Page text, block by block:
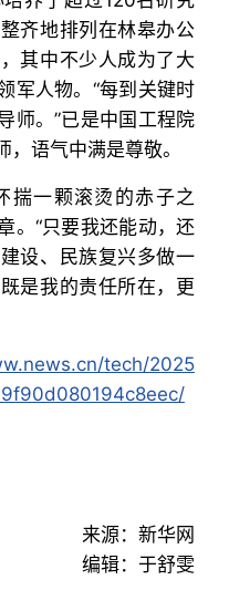
齐地排列在林皋办公
其中不少人成为了大
军人物。“每到关键时
师。”已是中国工程院
语气中满是尊敬。
揣一颗滚烫的赤子之
。“只要我还能动，还
设、民族复兴多做一
是我的责任所在，更
tech/2025
来源：新华网
编辑：于舒雯